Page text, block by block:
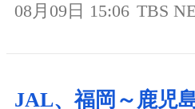
08月09日 15:06 TBS
JAL、福岡～鹿児